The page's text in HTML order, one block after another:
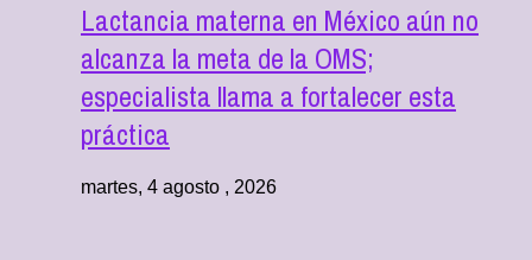
Lactancia materna en México aún no
alcanza la meta de la OMS;
especialista llama a fortalecer esta
práctica
martes, 4 agosto , 2026